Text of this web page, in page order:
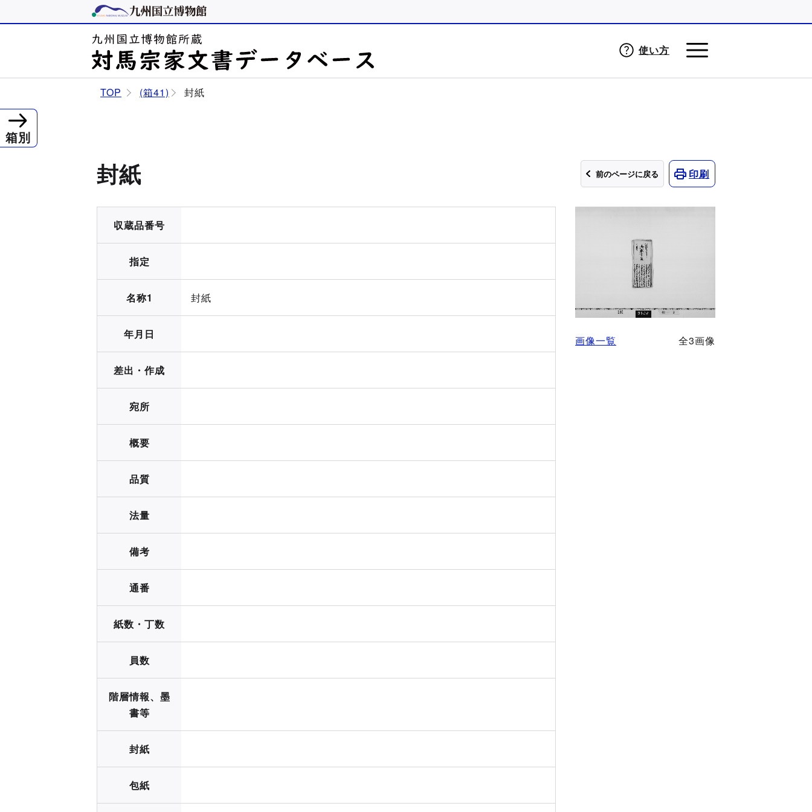
使い方
TOP (箱41) 封紙
前のページに戻る
封紙 印刷
画像一覧 全3画像
収蔵品番号
指定
名称1 封紙
年月日
差出・作成
宛所
概要
品質
法量
備考
通番
紙数・丁数
員数
階層情報、墨
書等
封紙
包紙
箱別